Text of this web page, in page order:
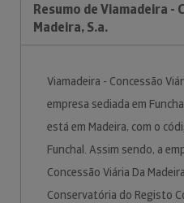
Resumo de Viamadeira -
Madeira, S.a.
Viamadeira - Concessão
empresa sediada em
está em Madeira, com o
Funchal. Assim sendo, a
Concessão Viária Da
Conservatória do Registo